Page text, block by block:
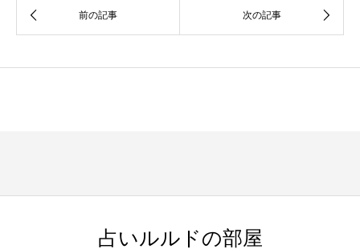
占いルルドの部屋